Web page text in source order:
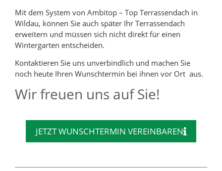
Mit dem System von Ambitop – Top Terrassendach in
Wildau, können Sie auch später Ihr Terrassendach
erweitern und müssen sich nicht direkt für einen
Wintergarten entscheiden.
Kontaktieren Sie uns unverbindlich und machen Sie
noch heute Ihren Wunschtermin bei ihnen vor Ort aus.
Wir freuen uns auf Sie!
JETZT WUNSCHTERMIN VEREINBAREN